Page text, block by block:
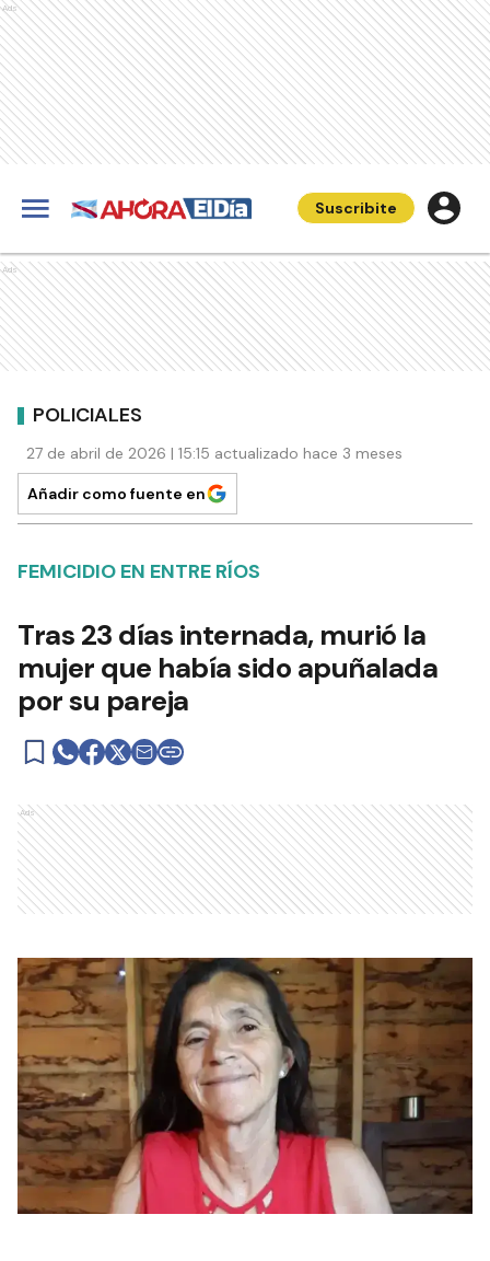
Ads
Suscribite
Ads
POLICIALES
27 de abril de 2026 | 15:15 actualizado hace 3 meses
Añadir como fuente en
FEMICIDIO EN ENTRE RÍOS
Tras 23 días internada, murió la
mujer que había sido apuñalada
por su pareja
Ads